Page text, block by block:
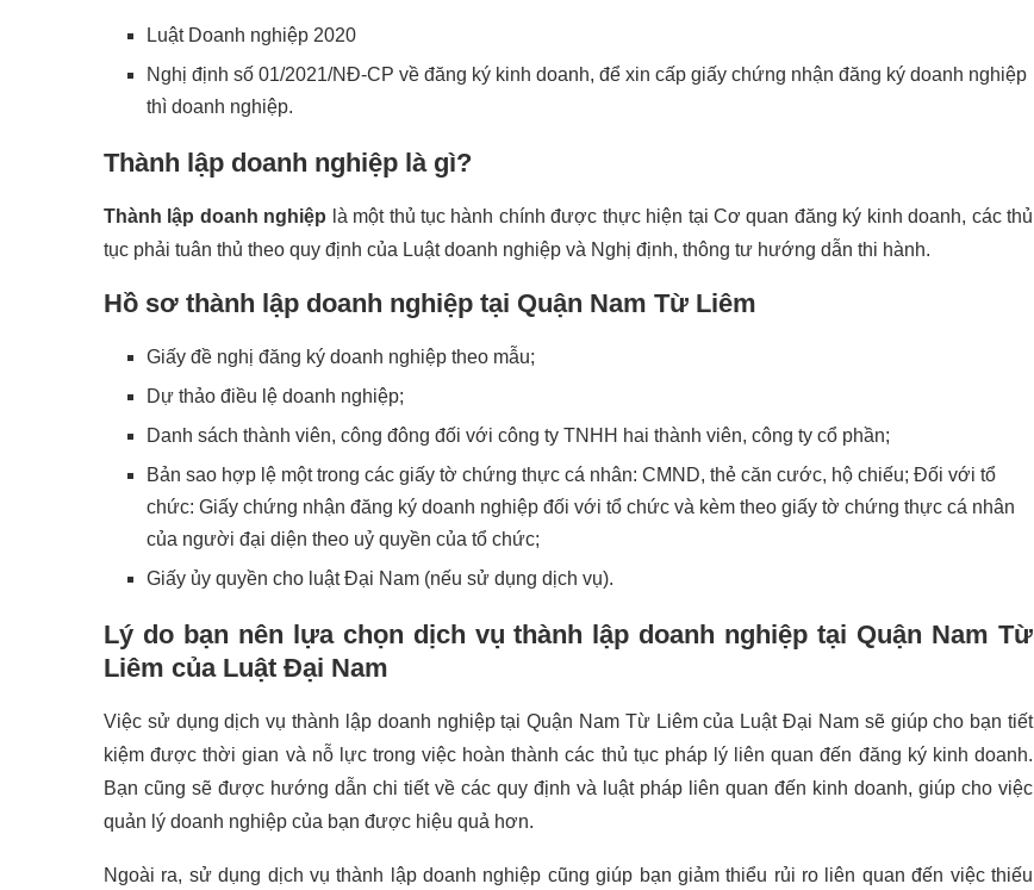
Luật Doanh nghiệp 2020
Nghị định số 01/2021/NĐ-CP về đăng ký kinh doanh, để xin cấp giấy chứng nhận đăng ký doanh nghiệp
thì doanh nghiệp.
Thành lập doanh nghiệp là gì?
Thành lập doanh nghiệp là một thủ tục hành chính được thực hiện tại Cơ quan đăng ký kinh doanh, các thủ
tục phải tuân thủ theo quy định của Luật doanh nghiệp và Nghị định, thông tư hướng dẫn thi hành.
Hồ sơ thành lập doanh nghiệp tại Quận Nam Từ Liêm
Giấy đề nghị đăng ký doanh nghiệp theo mẫu;
Dự thảo điều lệ doanh nghiệp;
Danh sách thành viên, công đông đối với công ty TNHH hai thành viên, công ty cổ phần;
Bản sao hợp lệ một trong các giấy tờ chứng thực cá nhân: CMND, thẻ căn cước, hộ chiếu; Đối với tổ
chức: Giấy chứng nhận đăng ký doanh nghiệp đối với tổ chức và kèm theo giấy tờ chứng thực cá nhân
của người đại diện theo uỷ quyền của tổ chức;
Giấy ủy quyền cho luật Đại Nam (nếu sử dụng dịch vụ).
Lý do bạn nên lựa chọn dịch vụ thành lập doanh nghiệp tại Quận Nam Từ
Liêm của Luật Đại Nam
Việc sử dụng dịch vụ thành lập doanh nghiệp tại Quận Nam Từ Liêm của Luật Đại Nam sẽ giúp cho bạn tiết
kiệm được thời gian và nỗ lực trong việc hoàn thành các thủ tục pháp lý liên quan đến đăng ký kinh doanh.
Bạn cũng sẽ được hướng dẫn chi tiết về các quy định và luật pháp liên quan đến kinh doanh, giúp cho việc
quản lý doanh nghiệp của bạn được hiệu quả hơn.
Ngoài ra, sử dụng dịch vụ thành lập doanh nghiệp cũng giúp bạn giảm thiểu rủi ro liên quan đến việc thiếu